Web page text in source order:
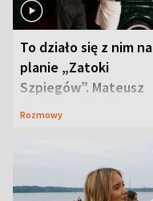
To działo się z nim na
planie „Zatoki
Szpiegów”. Mateusz
Janicki odsłonił
Rozmowy